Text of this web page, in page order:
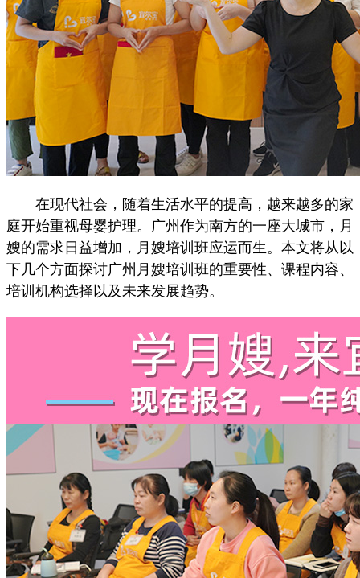
在现代社会，随着生活水平的提高，越来越多的家
庭开始重视母婴护理。广州作为南方的一座大城市，月
嫂的需求日益增加，月嫂培训班应运而生。本文将从以
下几个方面探讨广州月嫂培训班的重要性、课程内容、
培训机构选择以及未来发展趋势。